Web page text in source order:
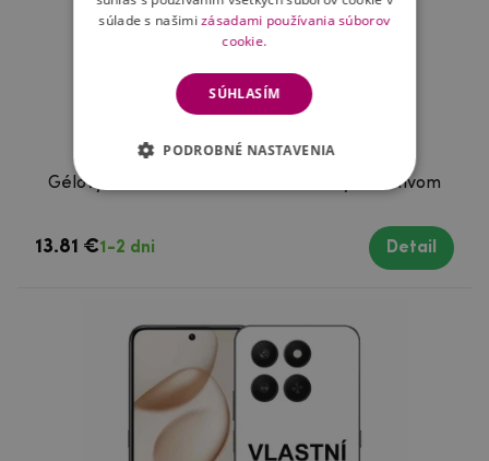
Gélový obal na Honor 90 Lite s vlastným motívom
13.81 €1-2 dni Detail
súlade s našimizásadami používania súborov
cookie.
SÚHLASÍM
PODROBNÉ NASTAVENIA